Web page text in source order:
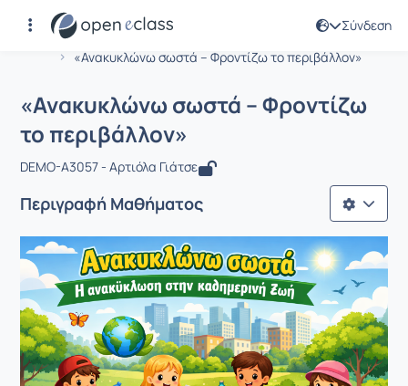
Σύνδεση
Αρχική Σελίδα
«Ανακυκλώνω σωστά – Φροντίζω το περιβάλλον»
Μάθημα : «Ανακυκλώνω σωστά –
«Ανακυκλώνω σωστά – Φροντίζω
το περιβάλλον»
DEMO-A3057 - Αρτιόλα Γιάτσε
Περιγραφή Μαθήματος